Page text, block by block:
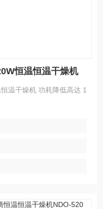
恒温恒温干燥机
温干燥机 功耗降低高达 1